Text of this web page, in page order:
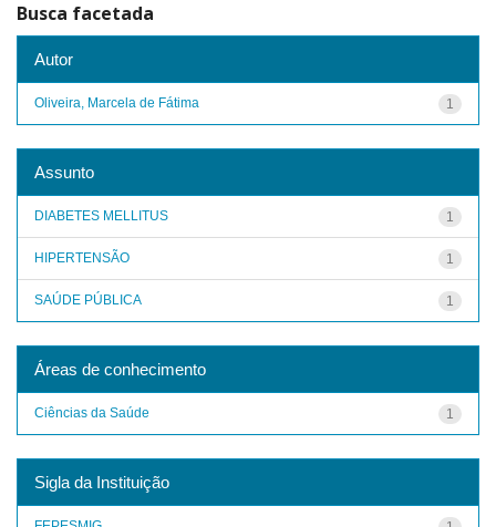
Busca facetada
Autor
1
Oliveira, Marcela de Fátima
Assunto
1
DIABETES MELLITUS
1
HIPERTENSÃO
1
SAÚDE PÚBLICA
Áreas de conhecimento
1
Ciências da Saúde
Sigla da Instituição